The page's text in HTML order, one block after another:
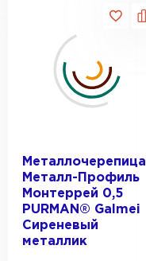
Металлочерепица
Металл-Профиль
Монтеррей 0,5
PURMAN® Galmei
Сиреневый
металлик